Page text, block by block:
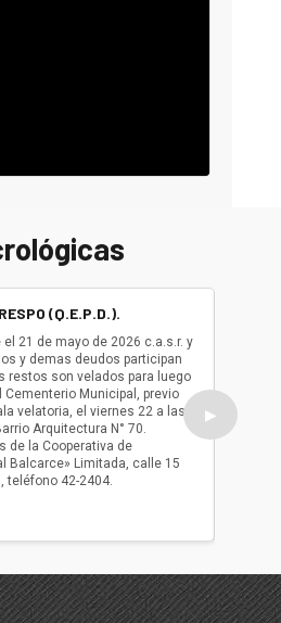
(Q.E.P.D.).
21 de mayo de 2026 c.a.s.r. y
y demas deudos participan
restos son velados para luego
Municipal, previo
velatoria, el viernes 22 a las
Arquitectura N° 70.
de la Cooperativa de
Balcarce» Limitada, calle 15
teléfono 42-2404.
ser
oficio
▶